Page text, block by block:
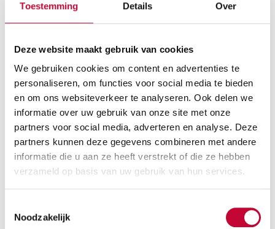
Toestemming Details Over
Deze website maakt gebruik van cookies
We gebruiken cookies om content en advertenties te
personaliseren, om functies voor social media te bieden
en om ons websiteverkeer te analyseren. Ook delen we
informatie over uw gebruik van onze site met onze
partners voor social media, adverteren en analyse. Deze
partners kunnen deze gegevens combineren met andere
informatie die u aan ze heeft verstrekt of die ze hebben
verzameld op basis van uw gebruik van hun services.
Noodzakelijk